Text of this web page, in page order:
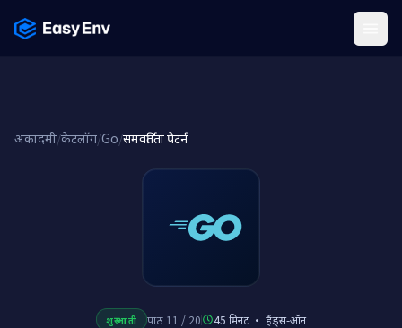
अकादमी/कैटलॉग/Go/समवर्तिता पैटर्न
शुरुआती पाठ 11 / 20 45 मिनट·हैंड्स-ऑन